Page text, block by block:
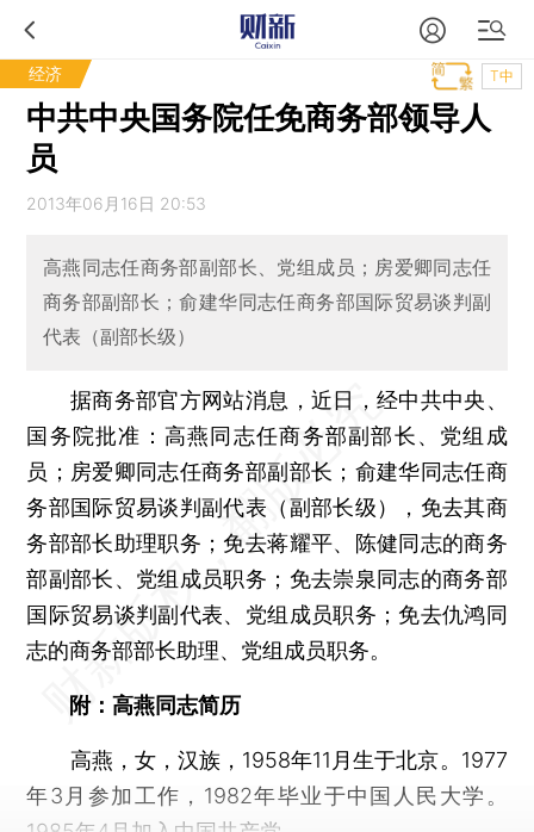
经济 T中
中共中央国务院任免商务部领导人
员
2013年06月16日 20:53
高燕同志任商务部副部长、党组成员；房爱卿同志任
商务部副部长；俞建华同志任商务部国际贸易谈判副
代表（副部长级）
据商务部官方网站消息，近日，经中共中央、
国务院批准：高燕同志任商务部副部长、党组成
员；房爱卿同志任商务部副部长；俞建华同志任商
务部国际贸易谈判副代表（副部长级），免去其商
务部部长助理职务；免去蒋耀平、陈健同志的商务
部副部长、党组成员职务；免去崇泉同志的商务部
国际贸易谈判副代表、党组成员职务；免去仇鸿同
志的商务部部长助理、党组成员职务。
附：高燕同志简历
高燕，女，汉族，1958年11月生于北京。1977
年3月参加工作，1982年毕业于中国人民大学。